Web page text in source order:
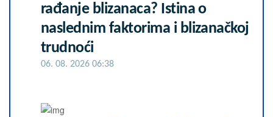
rađanje blizanaca? Istina o
naslednim faktorima i blizanačkoj
trudnoći
06. 08. 2026 06:38